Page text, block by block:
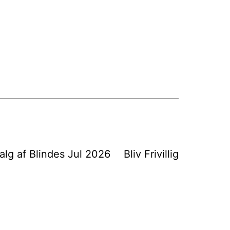
af Blindes Jul 2026 Bliv Frivillig